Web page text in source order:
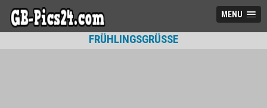
MENU
FRÜHLINGSGRÜSSE